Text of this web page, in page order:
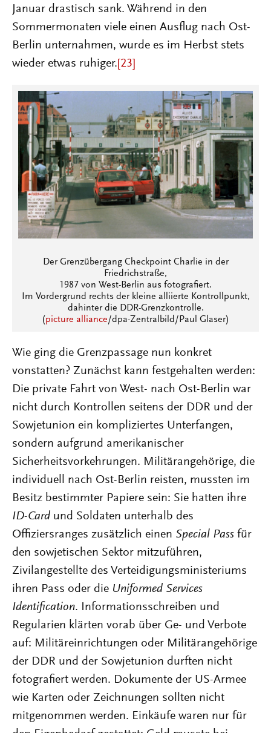
Januar drastisch sank. Während in den
Sommermonaten viele einen Ausflug nach Ost-
Berlin unternahmen, wurde es im Herbst stets
wieder etwas ruhiger. [23]
Der Grenzübergang Checkpoint Charlie in der
Friedrichstraße,
1987 von West-Berlin aus fotografiert.
Im Vordergrund rechts der kleine alliierte Kontrollpunkt,
dahinter die DDR-Grenzkontrolle.
(picture alliance/dpa-Zentralbild/Paul Glaser)
Wie ging die Grenzpassage nun konkret
vonstatten? Zunächst kann festgehalten werden:
Die private Fahrt von West- nach Ost-Berlin war
nicht durch Kontrollen seitens der DDR und der
Sowjetunion ein kompliziertes Unterfangen,
sondern aufgrund amerikanischer
Sicherheitsvorkehrungen. Militärangehörige, die
individuell nach Ost-Berlin reisten, mussten im
Besitz bestimmter Papiere sein: Sie hatten ihre
ID-Card und Soldaten unterhalb des
Offiziersranges zusätzlich einen Special Pass für
den sowjetischen Sektor mitzuführen,
Zivilangestellte des Verteidigungsministeriums
ihren Pass oder die Uniformed Services
Identification. Informationsschreiben und
Regularien klärten vorab über Ge- und Verbote
auf: Militäreinrichtungen oder Militärangehörige
der DDR und der Sowjetunion durften nicht
fotografiert werden. Dokumente der US-Armee
wie Karten oder Zeichnungen sollten nicht
mitgenommen werden. Einkäufe waren nur für